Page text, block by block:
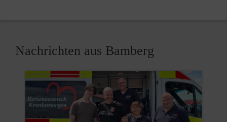
Nachrichten aus Bamberg